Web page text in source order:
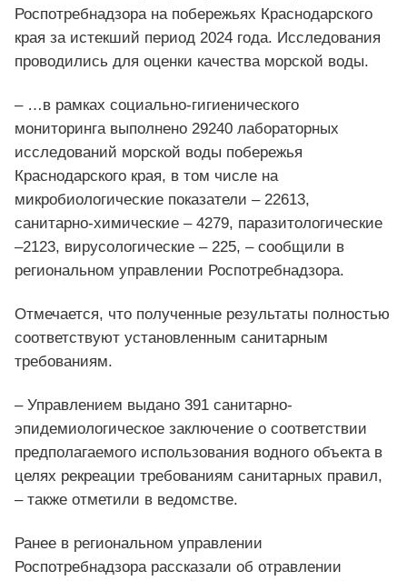
Роспотребнадзора на побережьях Краснодарского
края за истекший период 2024 года. Исследования
проводились для оценки качества морской воды.
– …в рамках социально-гигиенического
мониторинга выполнено 29240 лабораторных
исследований морской воды побережья
Краснодарского края, в том числе на
микробиологические показатели – 22613,
санитарно-химические – 4279, паразитологические
–2123, вирусологические – 225, – сообщили в
региональном управлении Роспотребнадзора.
Отмечается, что полученные результаты полностью
соответствуют установленным санитарным
требованиям.
– Управлением выдано 391 санитарно-
эпидемиологическое заключение о соответствии
предполагаемого использования водного объекта в
целях рекреации требованиям санитарных правил,
– также отметили в ведомстве.
Ранее в региональном управлении
Роспотребнадзора рассказали об отравлении